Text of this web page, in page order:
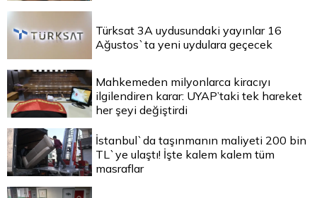
Türksat 3A uydusundaki yayınlar 16
Ağustos`ta yeni uydulara geçecek
Mahkemeden milyonlarca kiracıyı
ilgilendiren karar: UYAP’taki tek hareket
her şeyi değiştirdi
İstanbul`da taşınmanın maliyeti 200 bin
TL`ye ulaştı! İşte kalem kalem tüm
masraflar